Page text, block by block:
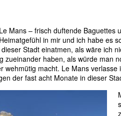
Mans – frisch duftende Baguettes
in mir und ich habe es
Stadt einatmen, als wäre ich
zueinander haben, als würde man
wehmütig macht. Le Mans
der fast acht Monate in dieser